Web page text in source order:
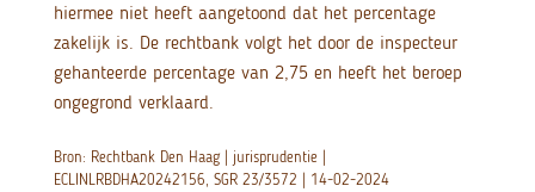
hiermee niet heeft aangetoond dat het percentage
zakelijk is. De rechtbank volgt het door de inspecteur
gehanteerde percentage van 2,75 en heeft het beroep
ongegrond verklaard.
Bron: Rechtbank Den Haag | jurisprudentie |
ECLINLRBDHA20242156, SGR 23/3572 | 14-02-2024